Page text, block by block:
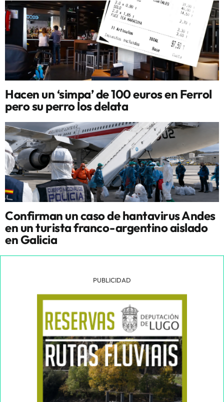
Hacen un ‘simpa’ de 100 euros en Ferrol
pero su perro los delata
Confirman un caso de hantavirus Andes
en un turista franco-argentino aislado
en Galicia
PUBLICIDAD